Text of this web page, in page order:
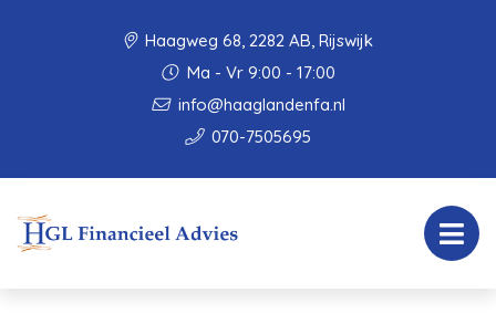
Haagweg 68, 2282 AB, Rijswijk
Ma - Vr 9:00 - 17:00
info@haaglandenfa.nl
070-7505695